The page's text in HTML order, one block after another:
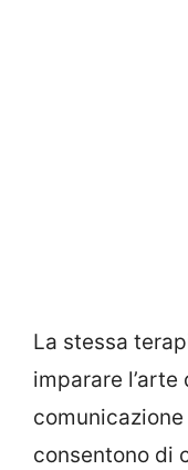
La stessa
imparare
consentono di